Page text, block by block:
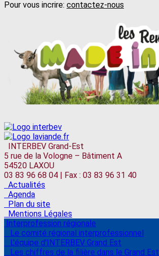
Pour vous incrire: contactez-nous
INTERBEV Grand-Est
5 rue de la Vologne – Bâtiment A
54520 LAXOU
03 83 96 68 04 | Fax : 03 83 96 31 40
Actualités
Agenda
Plan du site
Mentions Légales
Interprofession régionale
Le comité régional interprofessionnel
L'équipe d'INTERBEV Grand Est
Les chiffres de la filière dans le Grand Est